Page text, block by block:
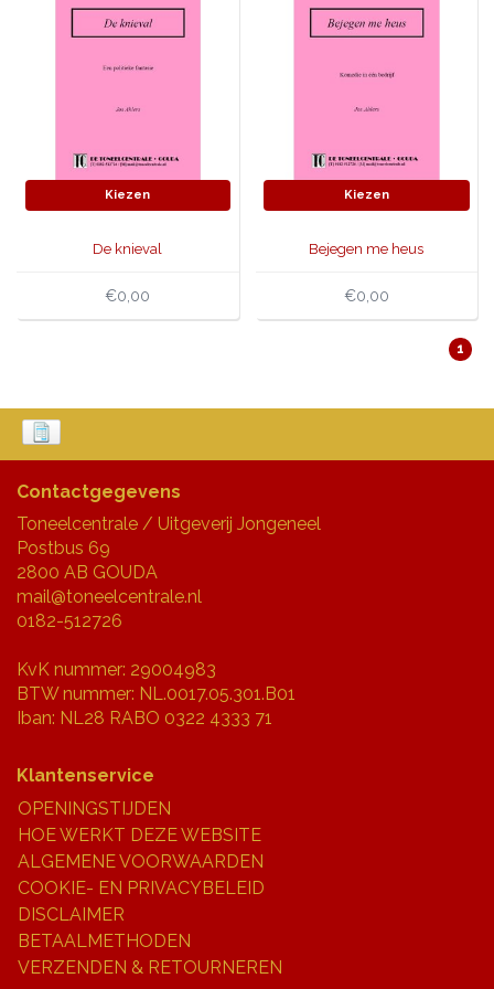
Kiezen
De knieval
€0,00
Kiezen
Bejegen me heus
€0,00
1
Contactgegevens
Toneelcentrale / Uitgeverij Jongeneel
Postbus 69
2800 AB GOUDA
mail@toneelcentrale.nl
0182-512726
KvK nummer: 29004983
BTW nummer: NL.0017.05.301.B01
Iban: NL28 RABO 0322 4333 71
Klantenservice
OPENINGSTIJDEN
HOE WERKT DEZE WEBSITE
ALGEMENE VOORWAARDEN
COOKIE- EN PRIVACYBELEID
DISCLAIMER
BETAALMETHODEN
VERZENDEN & RETOURNEREN